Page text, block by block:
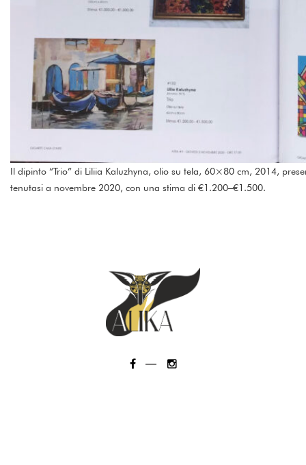
Il dipinto “Trio” di Liliia Kaluzhyna, olio su tela, 60×80 cm, 2014,
tenutasi a novembre 2020, con una stima di €1.200–€1.500.